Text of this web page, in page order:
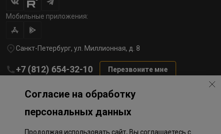
Мобильные приложения:
Санкт-Петербург, ул. Миллионная, д. 8
+7 (812) 654-32-10 Перезвоните мне
Политика обработки персональных данных
Согласие на обработку
персональных данных
Продолжая использовать сайт, Вы соглашаетесь с